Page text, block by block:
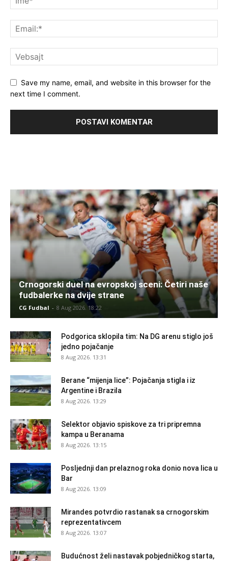
Save my name, email, and website in this browser for the
next time I comment.
Crnogorski duel na evropskoj sceni: Četiri naše
fudbalerke na dvije strane
CG Fudbal - 8 Aug 2026. 18:22
Podgorica sklopila tim: Na DG arenu stiglo još
jedno pojačanje
8 Aug 2026. 13:31
Berane “mijenja lice”: Pojačanja stigla i iz
Argentine i Brazila
8 Aug 2026. 13:29
Selektor objavio spiskove za tri pripremna
kampa u Beranama
8 Aug 2026. 13:15
Posljednji dan prelaznog roka donio nova lica u
Bar
8 Aug 2026. 13:09
Mirandes potvrdio rastanak sa crnogorskim
reprezentativcem
8 Aug 2026. 13:07
Budućnost želi nastavak pobjedničkog starta,